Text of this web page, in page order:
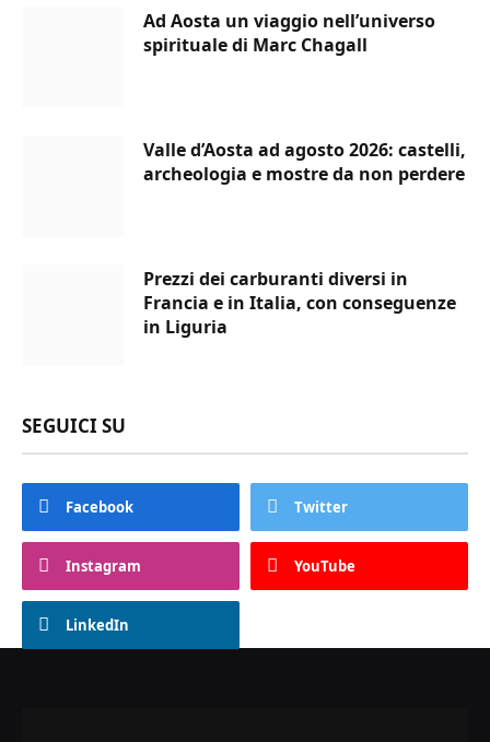
Ad Aosta un viaggio nell’universo
spirituale di Marc Chagall
Valle d’Aosta ad agosto 2026: castelli,
archeologia e mostre da non perdere
Prezzi dei carburanti diversi in
Francia e in Italia, con conseguenze
in Liguria
SEGUICI SU
Facebook Twitter
Instagram YouTube
LinkedIn